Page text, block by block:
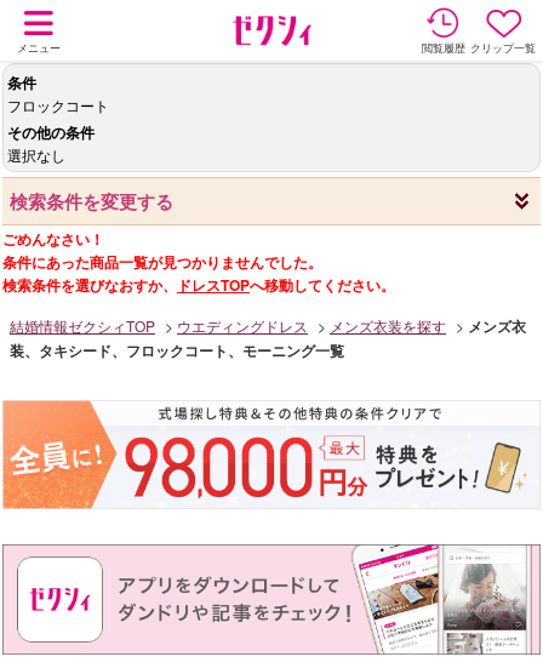
メニュー 閲覧履歴 クリップ一覧
条件
フロックコート
その他の条件
選択なし
検索条件を変更する
ごめんなさい！
条件にあった商品一覧が見つかりませんでした。
検索条件を選びなおすか、
ドレスTOPへ移動してください。
結婚情報ゼクシィTOP ウエディングドレス メンズ衣装を探す
メンズ衣
装、タキシード、フロックコート、モーニング一覧